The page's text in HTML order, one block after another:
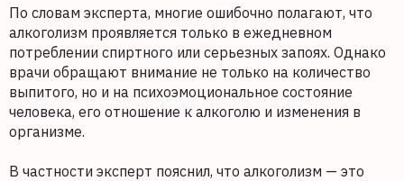
По словам эксперта, многие ошибочно полагают, что
алкоголизм проявляется только в ежедневном
потреблении спиртного или серьезных запоях. Однако
врачи обращают внимание не только на количество
выпитого, но и на психоэмоциональное состояние
человека, его отношение к алкоголю и изменения в
организме.
В частности эксперт пояснил, что алкоголизм — это